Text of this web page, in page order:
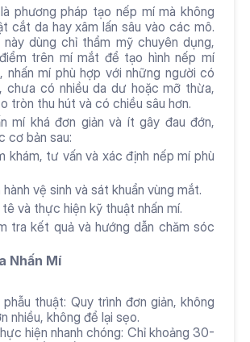
phương pháp tạo nếp mí mà không
cắt da hay xâm lấn sâu vào các mô.
này dùng chỉ thẩm mỹ chuyên dụng,
trên mí mắt để tạo hình nếp mí
nhấn mí phù hợp với những người có
chưa có nhiều da dư hoặc mỡ thừa,
tròn thu hút và có chiều sâu hơn.
mí khá đơn giản và ít gây đau đớn,
cơ bản sau:
khám, tư vấn và xác định nếp mí phù
hành vệ sinh và sát khuẩn vùng mắt.
và thực hiện kỹ thuật nhấn mí.
tra kết quả và hướng dẫn chăm sóc
Nhấn Mí
thuật: Quy trình đơn giản, không
nhiều, không để lại sẹo.
hiện nhanh chóng: Chỉ khoảng 30-